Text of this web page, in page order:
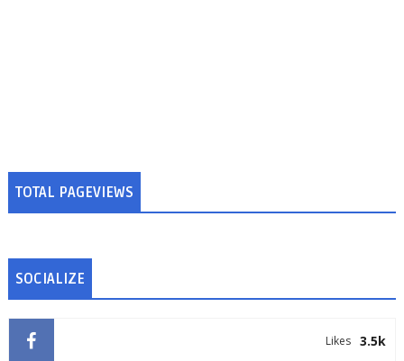
TOTAL PAGEVIEWS
SOCIALIZE
3.5k
Likes